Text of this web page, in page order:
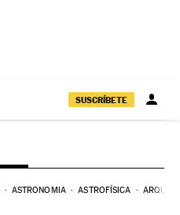
SUSCRÍBETE
ASTRONOMIA ASTROFÍSICA